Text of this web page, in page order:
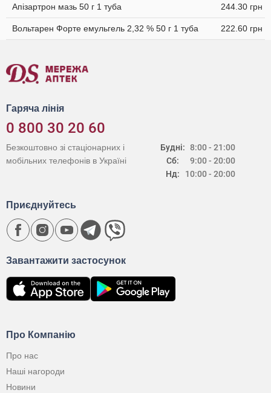
Апізартрон мазь 50 г 1 туба 244.30 грн
Вольтарен Форте емульгель 2,32 % 50 г 1 туба 222.60 грн
Гаряча лінія
0 800 30 20 60
Будні:
Сб:
Нд:
8:00 - 21:00
9:00 - 20:00
10:00 - 20:00
Безкоштовно зі стаціонарних і
мобільних телефонів в Україні
Про Компанію
Про нас
Наші нагороди
Новини
Завантажити застосунок
Приєднуйтесь